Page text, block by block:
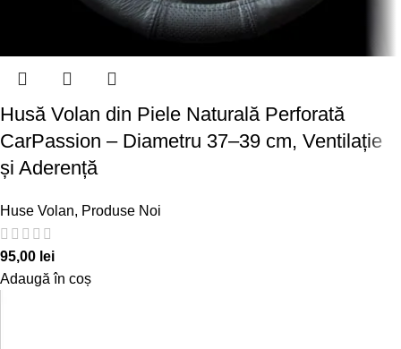
Husă Volan din Piele Naturală Perforată
CarPassion – Diametru 37–39 cm, Ventilație
și Aderență
Huse Volan, Produse Noi
95,00 lei
Adaugă în coș